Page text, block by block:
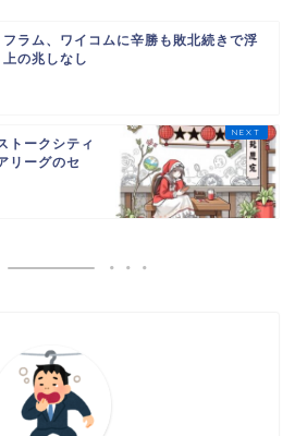
フラム、ワイコムに辛勝も敗北続きで浮
上の兆しなし
トークシティ
リーグのセ